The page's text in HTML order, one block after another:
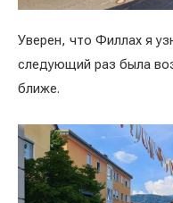
Уверен, что Филлах я
следующий раз была
ближе.